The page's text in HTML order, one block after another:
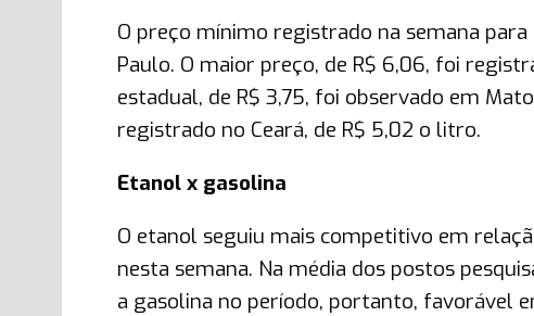
O preço mínimo registrado na semana
Paulo. O maior preço, de R$ 6,06, foi
estadual, de R$ 3,75, foi observado em
registrado no Ceará, de R$ 5,02 o litro.
Etanol x gasolina
O etanol seguiu mais competitivo em
nesta semana. Na média dos postos
a gasolina no período, portanto, favorável